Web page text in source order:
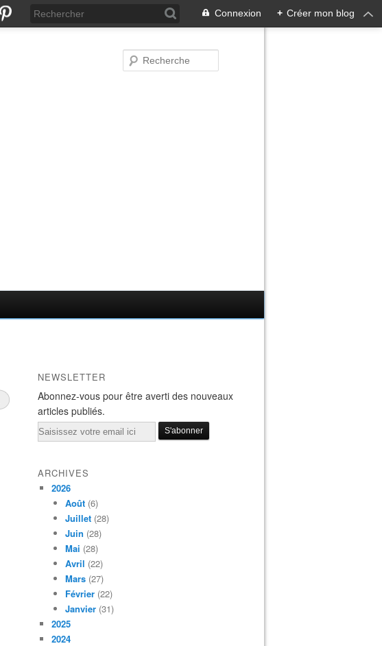
Connexion + Créer mon blog
NEWSLETTER
Abonnez-vous pour être averti des nouveaux
articles publiés.
Email
ARCHIVES
2026
Août (6)
Juillet (28)
Juin (28)
Mai (28)
Avril (22)
Mars (27)
Février (22)
Janvier (31)
2025
2024